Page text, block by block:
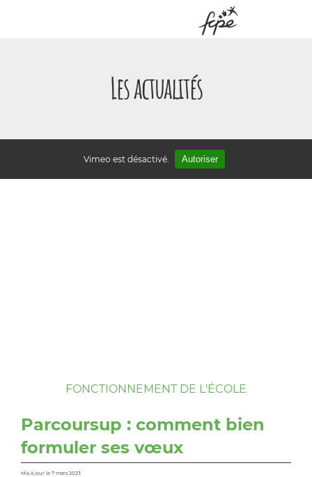
Les actualités
Vimeo est désactivé. Autoriser
FONCTIONNEMENT DE L'ÉCOLE
Parcoursup : comment bien
formuler ses vœux
Mis à jour le 7 mars 2023